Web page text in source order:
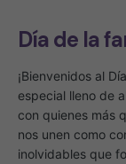
Día de la
¡Bienvenidos al
especial lleno de
con quienes más
nos unen como
inolvidables que